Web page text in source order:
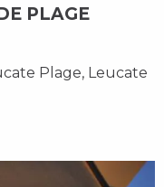
PLAGE
Plage, Leucate